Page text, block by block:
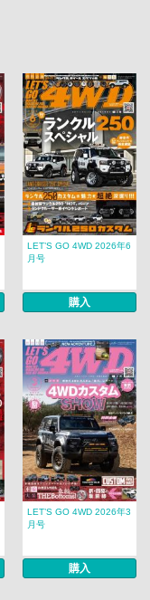
LET’S GO 4WD 2026年6
月号
購入
LET’S GO 4WD 2026年3
月号
購入